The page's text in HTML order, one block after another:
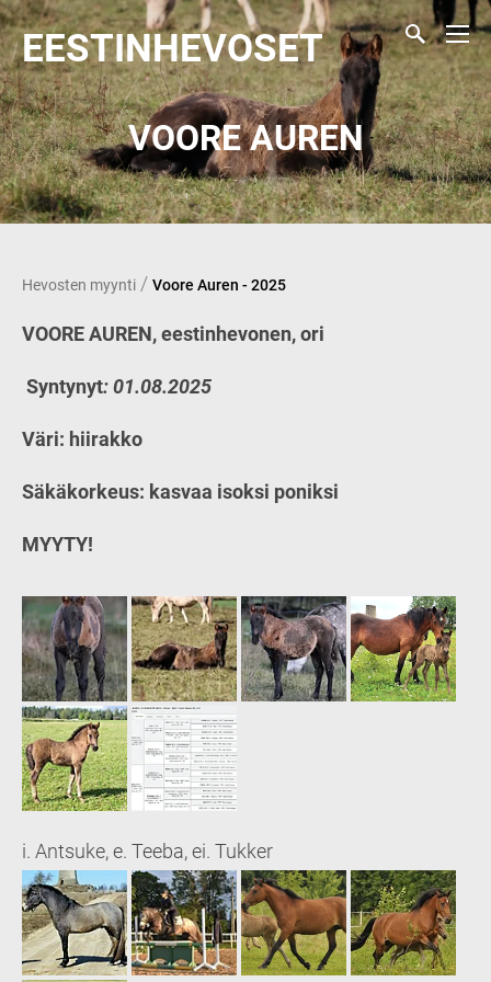
EESTINHEVOSET
VOORE AUREN
Hevosten myynti / Voore Auren - 2025
VOORE AUREN, eestinhevonen, ori
Syntynyt: 01.08.2025
Väri: hiirakko
Säkäkorkeus: kasvaa isoksi poniksi
MYYTY!
i. Antsuke, e. Teeba, ei. Tukker